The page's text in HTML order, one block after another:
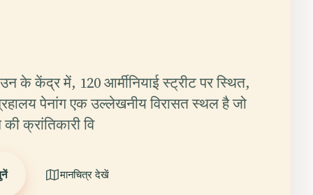
के केंद्र में, 120 आर्मीनियाई स्ट्रीट पर स्थित,
पेनांग एक उल्लेखनीय विरासत स्थल है जो
क्रांतिकारी वि
मानचित्र देखें